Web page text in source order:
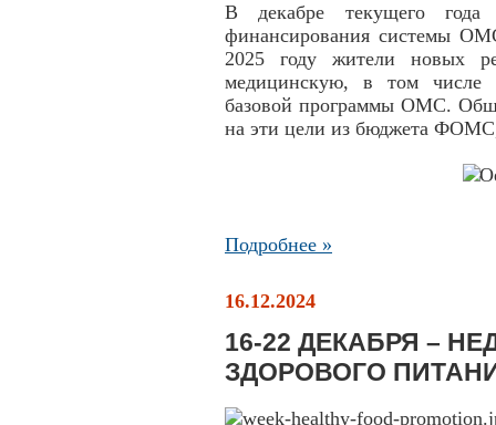
В декабре текущего года
финансирования системы
2025 году жители новых
медицинскую, в том числе
базовой программы ОМС.
на эти цели из бюджета ФОМС,
Подробнее »
16.12.2024
16-22 ДЕКАБРЯ –
ЗДОРОВОГО